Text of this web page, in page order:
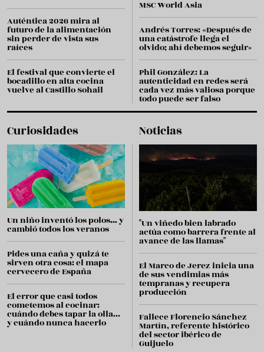
Auténtica 2026 mira al
futuro de la alimentación
sin perder de vista sus
raíces
El festival que convierte el
bocadillo en alta cocina
vuelve al Castillo Sohail
MSC World Asia
Andrés Torres: «Después de
una catástrofe llega el
olvido; ahí debemos seguir»
Phil González: La
autenticidad en redes será
cada vez más valiosa porque
todo puede ser falso
Curiosidades
Un niño inventó los polos… y
cambió todos los veranos
Pides una caña y quizá te
sirven otra cosa: el mapa
cervecero de España
El error que casi todos
cometemos al cocinar:
cuándo debes tapar la olla...
y cuándo nunca hacerlo
Noticias
"Un viñedo bien labrado
actúa como barrera frente al
avance de las llamas"
El Marco de Jerez inicia una
de sus vendimias más
tempranas y recupera
producción
Fallece Florencio Sánchez
Martín, referente histórico
del sector ibérico de
Guijuelo